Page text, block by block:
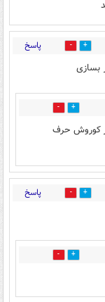
7 پاسخ
بسازی
2
کوروش حرف
5 پاسخ
0